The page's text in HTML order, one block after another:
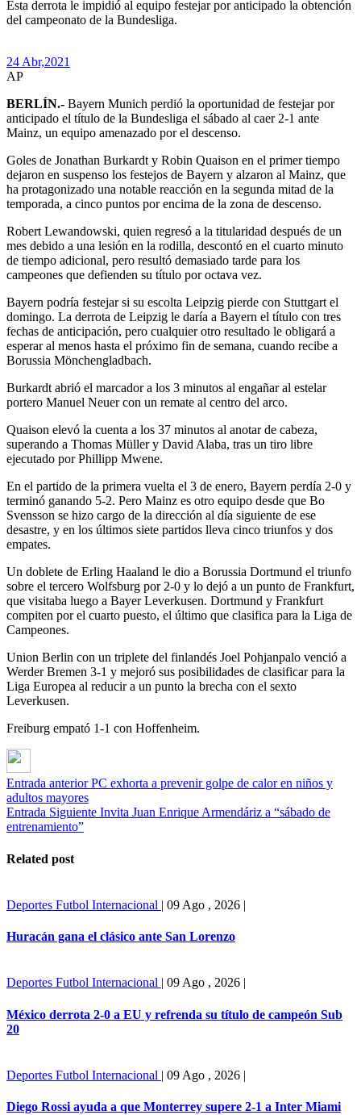
Esta derrota le impidió al equipo festejar por anticipado la obtención
del campeonato de la Bundesliga.
24 Abr,2021
AP
BERLÍN.- Bayern Munich perdió la oportunidad de festejar por
anticipado el título de la Bundesliga el sábado al caer 2-1 ante
Mainz, un equipo amenazado por el descenso.
Goles de Jonathan Burkardt y Robin Quaison en el primer tiempo
dejaron en suspenso los festejos de Bayern y alzaron al Mainz, que
ha protagonizado una notable reacción en la segunda mitad de la
temporada, a cinco puntos por encima de la zona de descenso.
Robert Lewandowski, quien regresó a la titularidad después de un
mes debido a una lesión en la rodilla, descontó en el cuarto minuto
de tiempo adicional, pero resultó demasiado tarde para los
campeones que defienden su título por octava vez.
Bayern podría festejar si su escolta Leipzig pierde con Stuttgart el
domingo. La derrota de Leipzig le daría a Bayern el título con tres
fechas de anticipación, pero cualquier otro resultado le obligará a
esperar al menos hasta el próximo fin de semana, cuando recibe a
Borussia Mönchengladbach.
Burkardt abrió el marcador a los 3 minutos al engañar al estelar
portero Manuel Neuer con un remate al centro del arco.
Quaison elevó la cuenta a los 37 minutos al anotar de cabeza,
superando a Thomas Müller y David Alaba, tras un tiro libre
ejecutado por Phillipp Mwene.
En el partido de la primera vuelta el 3 de enero, Bayern perdía 2-0 y
terminó ganando 5-2. Pero Mainz es otro equipo desde que Bo
Svensson se hizo cargo de la dirección al día siguiente de ese
desastre, y en los últimos siete partidos lleva cinco triunfos y dos
empates.
Un doblete de Erling Haaland le dio a Borussia Dortmund el triunfo
sobre el tercero Wolfsburg por 2-0 y lo dejó a un punto de Frankfurt,
que visitaba luego a Bayer Leverkusen. Dortmund y Frankfurt
compiten por el cuarto puesto, el último que clasifica para la Liga de
Campeones.
Union Berlin con un triplete del finlandés Joel Pohjanpalo venció a
Werder Bremen 3-1 y mejoró sus posibilidades de clasificar para la
Liga Europea al reducir a un punto la brecha con el sexto
Leverkusen.
Freiburg empató 1-1 con Hoffenheim.
Entrada anterior PC exhorta a prevenir golpe de calor en niños y
adultos mayores
Entrada Siguiente Invita Juan Enrique Armendáriz a “sábado de
entrenamiento”
Related post
Deportes Futbol Internacional | 09 Ago , 2026 |
Huracán gana el clásico ante San Lorenzo
Deportes Futbol Internacional | 09 Ago , 2026 |
México derrota 2-0 a EU y refrenda su título de campeón Sub
20
Deportes Futbol Internacional | 09 Ago , 2026 |
Diego Rossi ayuda a que Monterrey supere 2-1 a Inter Miami